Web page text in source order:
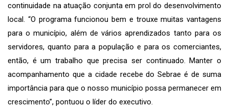
continuidade na atuação conjunta em prol do desenvolvimento
local. “O programa funcionou bem e trouxe muitas vantagens
para o município, além de vários aprendizados tanto para os
servidores, quanto para a população e para os comerciantes,
então, é um trabalho que precisa ser continuado. Manter o
acompanhamento que a cidade recebe do Sebrae é de suma
importância para que o nosso município possa permanecer em
crescimento”, pontuou o líder do executivo.